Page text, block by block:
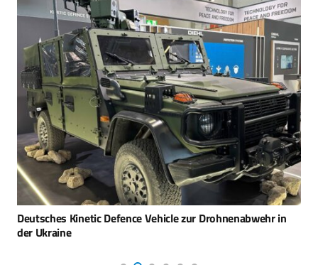
Deutsches Kinetic Defence Vehicle zur Drohnenabwehr in
der Ukraine